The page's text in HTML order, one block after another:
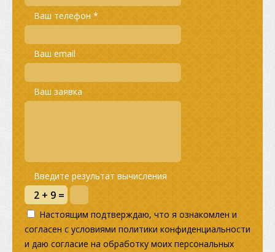
Ваш телефон *
Ваш email
Ваш заявка
Введите результат вычисления
Настоящим подтверждаю, что я ознакомлен и
согласен с условиями политики конфиденциальности
и даю согласие на обработку моих персональных